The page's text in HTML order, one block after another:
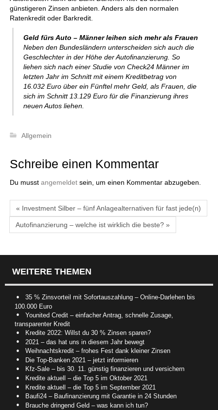
günstigeren Zinsen anbieten. Anders als den normalen
Ratenkredit oder Barkredit.
Geld fürs Auto – Männer leihen sich mehr als Frauen
Neben den Bundesländern unterscheiden sich auch die
Geschlechter in der Höhe der Autofinanzierung. So
liehen sich nach einer Studie von Check24 Männer im
letzten Jahr im Schnitt mit einem Kreditbetrag von
16.032 Euro über ein Fünftel mehr Geld, als Frauen, die
sich im Schnitt 13.129 Euro für die Finanzierung ihres
neuen Autos liehen.
Allgemein
Schreibe einen Kommentar
Du musst angemeldet sein, um einen Kommentar abzugeben.
« Investment Silber – fünf Anlagealternativen für fast jede(n)
Autofinanzierung – welche ist wirklich die beste? »
WEITERE THEMEN
35 % Zinsvorteil mit Sofortauszahlung – Online-Darlehen bis
100.000 Euro
Younited Credit – einfacher Antrag, schnelle Zusage,
transparenter Kredit
Kredite 2022: Willst du 30 % Zinsen sparen?
2021 – das hat uns in diesem Jahr bewegt
Weihnachtskredit – frohes Fest dank kleiner Zinsen
Die Top-Banken 2021 – jetzt informieren
Kfz-Sale – bis 30. 11. günstig finanzieren und versichern
Kredite aktuell – die Top 5 im Oktober 2021
Kredite aktuell – die Top 5 im September 2021
Baufi24 – Baufinanzierung mit Garantie in 24 Stunden
Brauche dringend Geld – was kann ich tun?